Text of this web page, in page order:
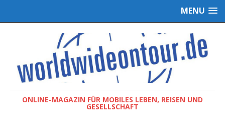
MENU
ONLINE-MAGAZIN FÜR MOBILES LEBEN, REISEN UND
GESELLSCHAFT